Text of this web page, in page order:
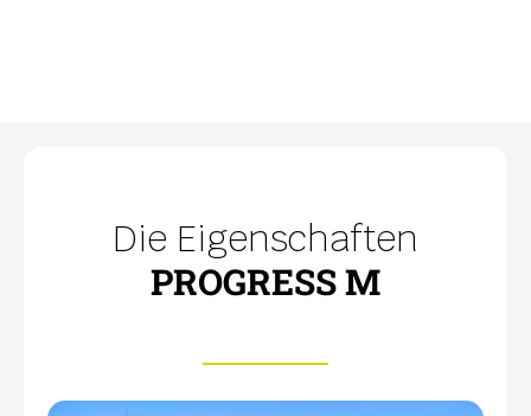
Die Eigenschaften
PROGRESS M